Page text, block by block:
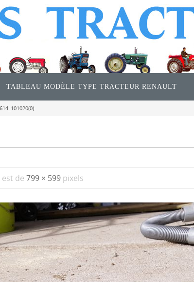
TABLEAU MODÈLE TYPE TRACTEUR RENAULT
est de799 × 599 pixels